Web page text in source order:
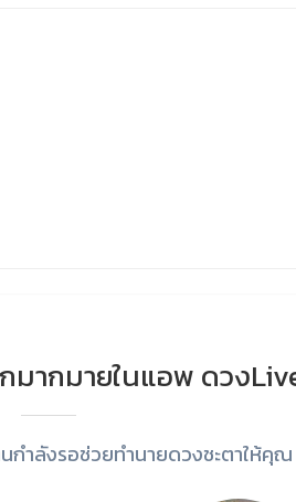
ากมายในแอพ ดวง
ำลังรอช่วยทำนายดวงชะตาให้คุณ